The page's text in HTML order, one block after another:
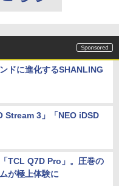
ドに進化するSHANLING
Stream 3」「NEO iDSD
TCL Q7D Pro」。圧巻の
が極上体験に